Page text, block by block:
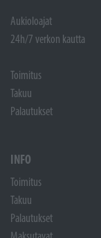
Aukioloajat
24h/7 verkon kautta
Toimitus
Takuu
Palautukset
INFO
Toimitus
Takuu
Palautukset